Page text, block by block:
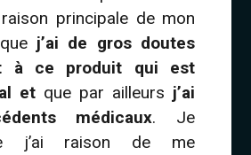
principale de mon
j’ai de gros doutes
à ce produit qui est
etque par ailleurs j’ai
médicaux. Je
j’ai raison de me